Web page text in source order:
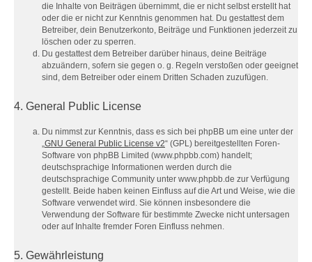
die Inhalte von Beiträgen übernimmt, die er nicht selbst erstellt hat
oder die er nicht zur Kenntnis genommen hat. Du gestattest dem
Betreiber, dein Benutzerkonto, Beiträge und Funktionen jederzeit zu
löschen oder zu sperren.
Du gestattest dem Betreiber darüber hinaus, deine Beiträge
abzuändern, sofern sie gegen o. g. Regeln verstoßen oder geeignet
sind, dem Betreiber oder einem Dritten Schaden zuzufügen.
4. General Public License
Du nimmst zur Kenntnis, dass es sich bei phpBB um eine unter der
„GNU General Public License v2“ (GPL) bereitgestellten Foren-
Software von phpBB Limited (www.phpbb.com) handelt;
deutschsprachige Informationen werden durch die
deutschsprachige Community unter www.phpbb.de zur Verfügung
gestellt. Beide haben keinen Einfluss auf die Art und Weise, wie die
Software verwendet wird. Sie können insbesondere die
Verwendung der Software für bestimmte Zwecke nicht untersagen
oder auf Inhalte fremder Foren Einfluss nehmen.
5. Gewährleistung